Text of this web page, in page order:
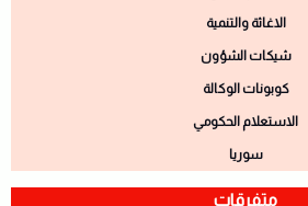
الاغاثة والتنمية
شيكات الشؤون
كوبونات الوكالة
الاستعلام الحكومي
سوريا
متفرقات